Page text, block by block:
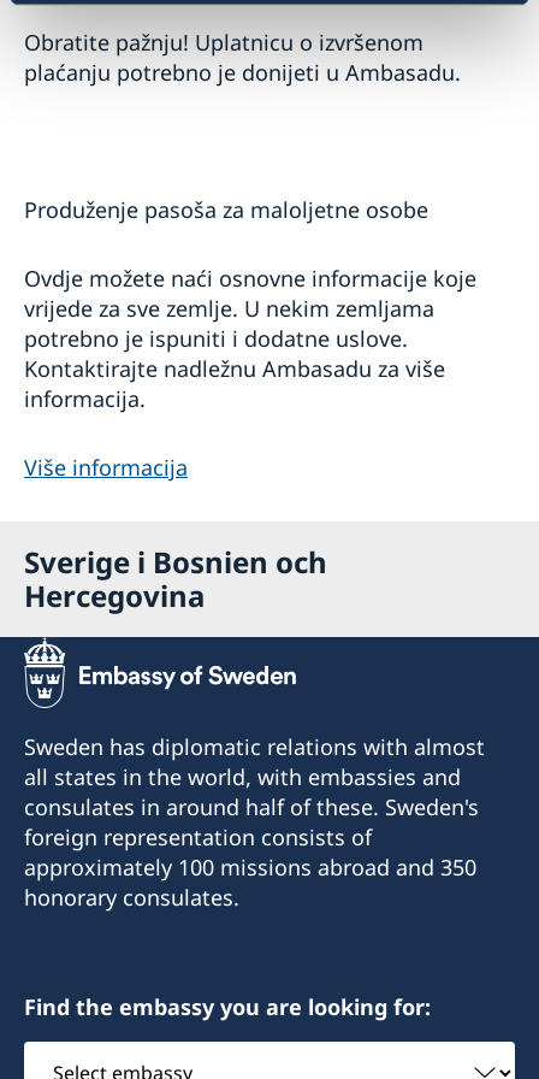
Obratite pažnju! Uplatnicu o izvršenom
plaćanju potrebno je donijeti u Ambasadu.
Produženje pasoša za maloljetne osobe
Ovdje možete naći osnovne informacije koje
vrijede za sve zemlje. U nekim zemljama
potrebno je ispuniti i dodatne uslove.
Kontaktirajte nadležnu Ambasadu za više
informacija.
Više informacija
Sverige i Bosnien och
Hercegovina
Sweden has diplomatic relations with almost
all states in the world, with embassies and
consulates in around half of these. Sweden's
foreign representation consists of
approximately 100 missions abroad and 350
honorary consulates.
Find the embassy you are looking for:
Select